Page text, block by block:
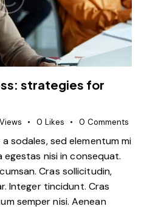
strategies for
Views 0 Likes 0 Comments
sodales, sed elementum mi
nisi in consequat.
Cras sollicitudin,
Integer tincidunt. Cras
semper nisi. Aenean